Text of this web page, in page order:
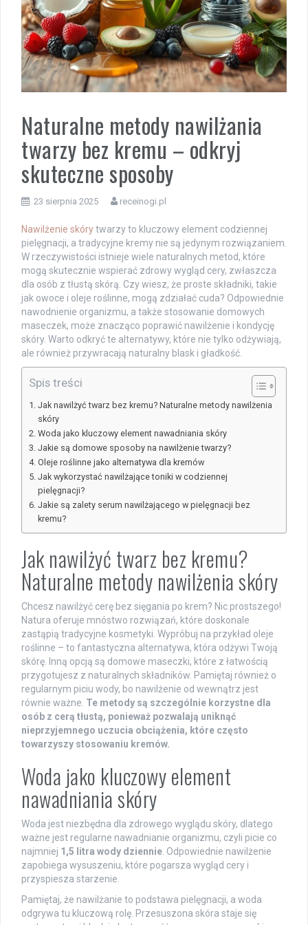
Naturalne metody nawilżania
twarzy bez kremu – odkryj
skuteczne sposoby
23 sierpnia 2025 receinogi.pl
Nawilżenie skórytwarzy to kluczowy element codziennej
pielęgnacji, a tradycyjne kremy nie są jedynym rozwiązaniem.
W rzeczywistości istnieje wiele naturalnych metod, które
mogą skutecznie wspierać zdrowy wygląd cery, zwłaszcza
dla osób z tłustą skórą. Czy wiesz, że proste składniki, takie
jak owoce i oleje roślinne, mogą zdziałać cuda? Odpowiednie
nawodnienie organizmu, a także stosowanie domowych
maseczek, może znacząco poprawić nawilżenie i kondycję
skóry. Warto odkryć te alternatywy, które nie tylko odżywiają,
ale również przywracają naturalny blask i gładkość.
Spis treści
Jak nawilżyć twarz bez kremu? Naturalne metody nawilżenia
skóry
Woda jako kluczowy element nawadniania skóry
Jakie są domowe sposoby na nawilżenie twarzy?
Oleje roślinne jako alternatywa dla kremów
Jak wykorzystać nawilżające toniki w codziennej
pielęgnacji?
Jakie są zalety serum nawilżającego w pielęgnacji bez
kremu?
Jak nawilżyć twarz bez kremu?
Naturalne metody nawilżenia skóry
Chcesz nawilżyć cerę bez sięgania po krem? Nic prostszego!
Natura oferuje mnóstwo rozwiązań, które doskonale
zastąpią tradycyjne kosmetyki. Wypróbuj na przykład oleje
roślinne – to fantastyczna alternatywa, która odżywi Twoją
skórę. Inną opcją są domowe maseczki, które z łatwością
przygotujesz z naturalnych składników. Pamiętaj również o
regularnym piciu wody, bo nawilżenie od wewnątrz jest
równie ważne. Te metody są szczególnie korzystne dla
osób z cerą tłustą, ponieważ pozwalają uniknąć
nieprzyjemnego uczucia obciążenia, które często
towarzyszy stosowaniu kremów.
Woda jako kluczowy element
nawadniania skóry
Woda jest niezbędna dla zdrowego wyglądu skóry, dlatego
ważne jest regularne nawadnianie organizmu, czyli picie co
najmniej 1,5 litra wody dziennie . Odpowiednie nawilżenie
zapobiega wysuszeniu, które pogarsza wygląd cery i
przyspiesza starzenie.
Pamiętaj, że nawilżanie to podstawa pielęgnacji, a woda
odgrywa tu kluczową rolę. Przesuszona skóra staje się